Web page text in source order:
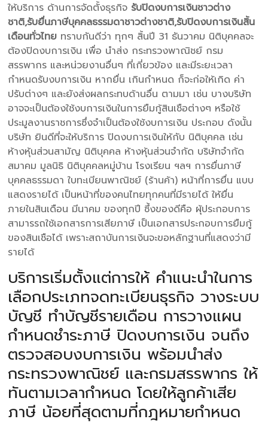
ให้บริการ ด้านการจัดตั้งธุรกิจ รับปิดงบการเงินชาวต่าง
ชาติ,รับยื่นภาษีบุคคลธรรมดาชาวต่างชาติ,รับปิดงบการเงินสิ้น
เดือนทั่วไทย ทราบกันดีว่า ทุกๆ สิ้นปี 31 ธันวาคม นิติบุคคลจะ
ต้องปิดงบการเงิน เพื่อ นำส่ง กระทรวงพาณิชย์ กรม
สรรพากร และหน่วยงานอื่นๆ ที่เกี่ยวข้อง และมีระยะเวลา
กำหนดรับงบการเงิน หากยื่น เกินกำหนด ก็จะก่อให้เกิด ค่า
ปรับต่างๆ และยังส่งผลกระทบด้านอื่น ตามมา เช่น บางบริษัท
อาจจะเป็นต้องใช้งบการเงินในการยืมกู้สินเชือต่างๆ หรือใช้
ประมูลงานราชการซึ่งจำเป็นต้องใช้งบการเงิน ประกอบ ดังนั้น
บริษัท ยินดีที่จะให้บริการ ปิดงบการเงินให้กับ นิติบุคคล เช่น
ห้างหุ้นส่วนสามัญ นิติบุคคล ห้างหุ้นส่วนจำกัด บริษัทจำกัด
สมาคม มูลนิธิ นิติบุคคลหมู่บ้าน โรงเรียน ฯลฯ การยื่นภาษี
บุคคลธรรมดา ใบทะเบียนพาณิชย์ (ร้านค้า) หน้าที่การยื่น แบบ
แสดงรายได้ เป็นหน้าที่ของคนไทยทุกคนที่มีรายได้ ให้ยื่น
ภายในสินเดือน มีนาคม ของทุกปี ซึ้งของดีคือ ผุ้ประกอบการ
สามารรถใช้เอกสารการเสียภาษี เป็นเอกสารประกอบการยืมกู้
ของสินเชือได้ เพราะสถาบันการเงินจะขอหลักฐานที่แสดงว่ามี
รายได้
บริการเริ่มตั้งแต่การให้ คำแนะนำในการ
เลือกประเภทจดทะเบียนธุรกิจ วางระบบ
บัญชี ทำบัญชีรายเดือน การวางแผน
กำหนดชำระภาษี ปิดงบการเงิน จนถึง
ตรวจสอบงบการเงิน พร้อมนำส่ง
กระทรวงพาณิชย์ และกรมสรรพากร ให้
ทันตามเวลากำหนด โดยให้ลูกค้าเสีย
ภาษี น้อยที่สุดตามที่กฎหมายกำหนด